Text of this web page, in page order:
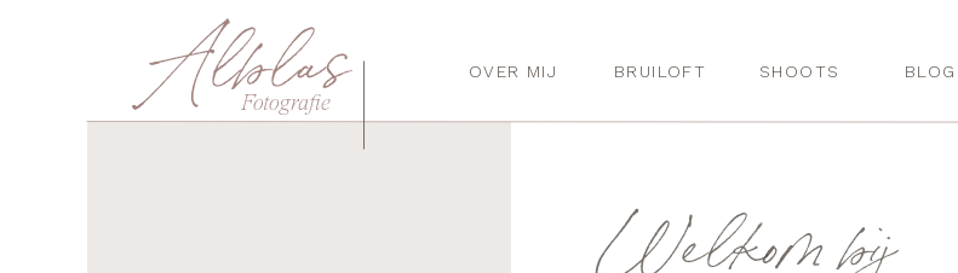
BLOG
SHOOTS
BRUILOFT
OVER MIJ
Fotografie
Alblas
Welkom bij